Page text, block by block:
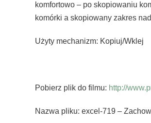
komfortowo – po skopiowaniu
komórki a skopiowany zakres
Użyty mechanizm: Kopiuj/Wklej
Pobierz plik do filmu: http://
Nazwa pliku: excel-719 –